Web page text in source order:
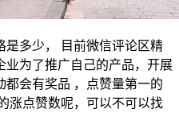
是多少， 目前微信评论区精
业为了推广自己的产品，开展
都会有奖品 ，点赞量第一的
涨点赞数呢，可以不可以找